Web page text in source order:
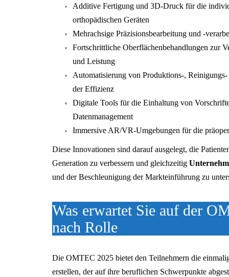
Additive Fertigung und 3D-Druck für die
orthopädischen Geräten
Mehrachsige Präzisionsbearbeitung und -
Fortschrittliche Oberflächenbehandlungen zur
und Leistung
Automatisierung von Produktions-,
der Effizienz
Digitale Tools für die Einhaltung von
Datenmanagement
Immersive AR/VR-Umgebungen für die
Diese Innovationen sind darauf ausgelegt, die
Generation zu verbessern und gleichzeitig
und der Beschleunigung der Markteinführung zu
Was erwartet Sie auf der
nach Rolle
Die OMTEC 2025 bietet den Teilnehmern die
erstellen, der auf ihre beruflichen Schwerpunkte